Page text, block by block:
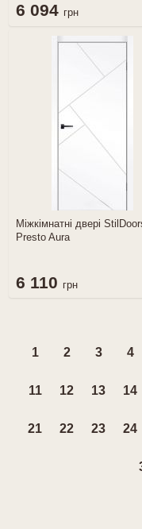
6 094 грн
Міжкімнатні двері
Presto Aura
6 110 грн
1 2 3 4
11 12 13 14
21 22 23 24